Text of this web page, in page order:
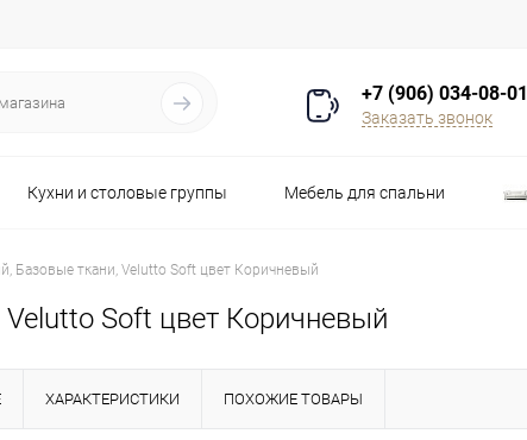
+7 (906) 034-08-01
Заказать звонок
Кухни и столовые группы Мебель для спальни
Распродажа Стулья
Базовые ткани, Velutto Soft цвет Коричневый
Soft цвет Коричневый
ХАРАКТЕРИСТИКИ ПОХОЖИЕ ТОВАРЫ